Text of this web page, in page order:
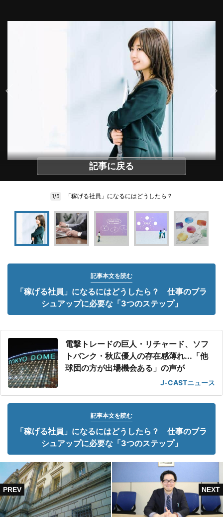
記事に戻る
1/5 「稼げる社員」になるにはどうしたら？
記事本文を読む
「稼げる社員」になるにはどうしたら？ 仕事のブラ
シュアップに必要な「3つのステップ」
電撃トレードの巨人・リチャード、ソフ
トバンク・秋広優人の存在感薄れ...「他
球団の方が出場機会ある」の声が
J-CASTニュース
記事本文を読む
「稼げる社員」になるにはどうしたら？ 仕事のブラ
シュアップに必要な「3つのステップ」